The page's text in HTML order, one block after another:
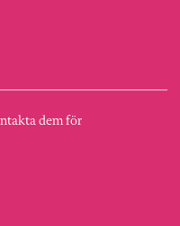
dem för